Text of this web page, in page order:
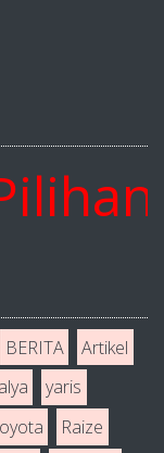
BERITA
Artikel
yaris
Raize